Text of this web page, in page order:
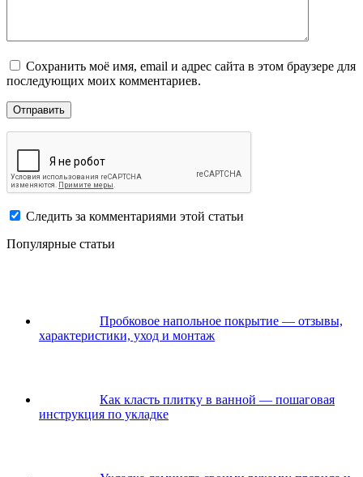
Сохранить моё имя, email и адрес сайта в этом браузере для
последующих моих комментариев.
Следить за комментариями этой статьи
Популярные статьи
Пробковое напольное покрытие — отзывы,
характеристики, уход и монтаж
Как класть плитку в ванной — пошаговая
инструкция по укладке